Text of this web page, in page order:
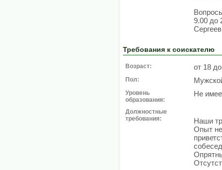
9.00 до
Требования к соискателю
Возраст: от 18
Пол:
Уровень
образования:
Не
Должностные
требования:
Наши
Опыт